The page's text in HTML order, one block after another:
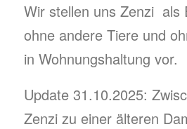
Wir stellen uns Zenzi als
ohne andere Tiere und
in Wohnungshaltung vor.
Update 31.10.2025:
Zenzi zu einer älteren